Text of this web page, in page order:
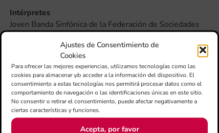
Ajustes de Consentimiento de
Cookies
Para ofrecer las mejores experiencias, utilizamos tecnologías como las
cookies para almacenar y/o acceder a la información del dispositivo. El
consentimiento a estas tecnologías nos permitirá procesar datos como el
comportamiento de navegación o las identificaciones únicas en este sitio.
No consentir o retirar el consentimiento, puede afectar negativamente a
ciertas características y funciones.
Acepta, por favor
Intérpretes
Joven Banda Sinfónica de la Federación de Sociedades
Musicales de la Comunitat Valenciana. Director: Rafa
Depósito legal
V-1214/2022
Descripción física
1 CD + 1 folleto (12 p.)
Publicación